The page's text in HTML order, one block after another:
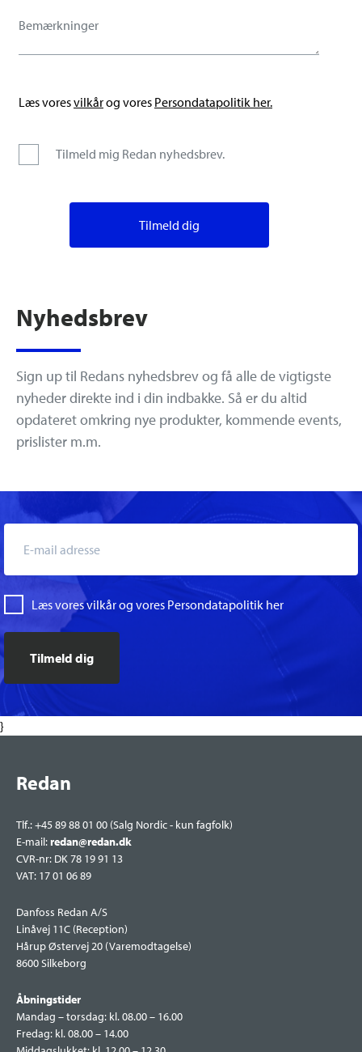
Læs voresvilkårog vores Persondatapolitik her.
Tilmeld mig Redan nyhedsbrev.
Nyhedsbrev
Sign up til Redans nyhedsbrev og få alle de vigtigste
nyheder direkte ind i din indbakke. Så er du altid
opdateret omkring nye produkter, kommende events,
prislister m.m.
Læs vores vilkår og vores Persondatapolitik her
}
Redan
Tlf.: +45 89 88 01 00 (Salg Nordic - kun fagfolk)
E-mail:redan@redan.dk
CVR-nr: DK 78 19 91 13
VAT: 17 01 06 89
Danfoss Redan A/S
Linåvej 11C (Reception)
Hårup Østervej 20 (Varemodtagelse)
8600 Silkeborg
Åbningstider
Mandag – torsdag: kl. 08.00 – 16.00
Fredag: kl. 08.00 – 14.00